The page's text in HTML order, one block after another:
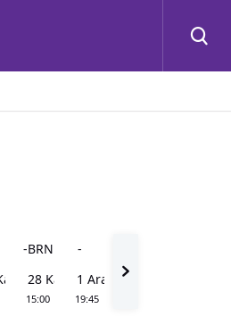
Cts
-BRN
28 Kas Cts
15:00
-
1 Ara Sal
19:45